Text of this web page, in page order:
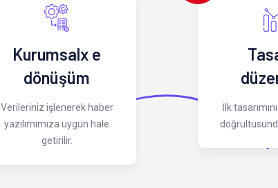
Kurumsalx e
dönüşüm
Verileriniz işlenerek haber
yazılımımıza uygun hale
getirilir.
İlk